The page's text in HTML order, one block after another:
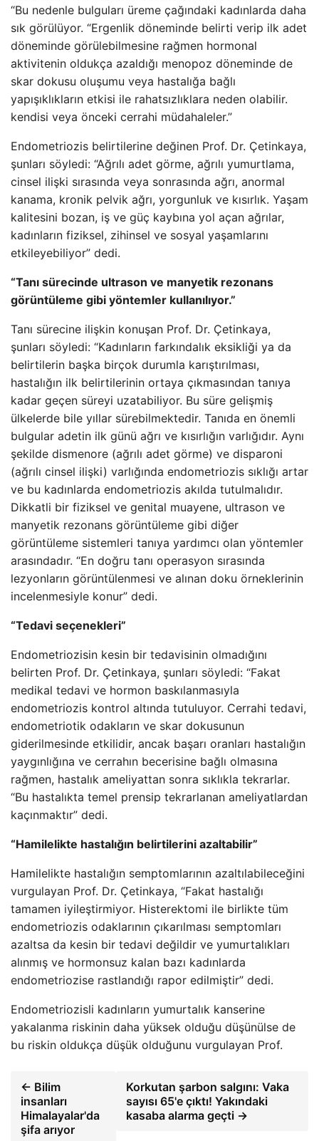
“Bu nedenle bulguları üreme çağındaki kadınlarda daha
sık görülüyor. “Ergenlik döneminde belirti verip ilk adet
döneminde görülebilmesine rağmen hormonal
aktivitenin oldukça azaldığı menopoz döneminde de
skar dokusu oluşumu veya hastalığa bağlı
yapışıklıkların etkisi ile rahatsızlıklara neden olabilir.
kendisi veya önceki cerrahi müdahaleler.”
Endometriozis belirtilerine değinen Prof. Dr. Çetinkaya,
şunları söyledi: “Ağrılı adet görme, ağrılı yumurtlama,
cinsel ilişki sırasında veya sonrasında ağrı, anormal
kanama, kronik pelvik ağrı, yorgunluk ve kısırlık. Yaşam
kalitesini bozan, iş ve güç kaybına yol açan ağrılar,
kadınların fiziksel, zihinsel ve sosyal yaşamlarını
etkileyebiliyor” dedi.
“Tanı sürecinde ultrason ve manyetik rezonans
görüntüleme gibi yöntemler kullanılıyor.”
Tanı sürecine ilişkin konuşan Prof. Dr. Çetinkaya,
şunları söyledi: “Kadınların farkındalık eksikliği ya da
belirtilerin başka birçok durumla karıştırılması,
hastalığın ilk belirtilerinin ortaya çıkmasından tanıya
kadar geçen süreyi uzatabiliyor. Bu süre gelişmiş
ülkelerde bile yıllar sürebilmektedir. Tanıda en önemli
bulgular adetin ilk günü ağrı ve kısırlığın varlığıdır. Aynı
şekilde dismenore (ağrılı adet görme) ve disparoni
(ağrılı cinsel ilişki) varlığında endometriozis sıklığı artar
ve bu kadınlarda endometriozis akılda tutulmalıdır.
Dikkatli bir fiziksel ve genital muayene, ultrason ve
manyetik rezonans görüntüleme gibi diğer
görüntüleme sistemleri tanıya yardımcı olan yöntemler
arasındadır. “En doğru tanı operasyon sırasında
lezyonların görüntülenmesi ve alınan doku örneklerinin
incelenmesiyle konur” dedi.
“Tedavi seçenekleri”
Endometriozisin kesin bir tedavisinin olmadığını
belirten Prof. Dr. Çetinkaya, şunları söyledi: “Fakat
medikal tedavi ve hormon baskılanmasıyla
endometriozis kontrol altında tutuluyor. Cerrahi tedavi,
endometriotik odakların ve skar dokusunun
giderilmesinde etkilidir, ancak başarı oranları hastalığın
yaygınlığına ve cerrahın becerisine bağlı olmasına
rağmen, hastalık ameliyattan sonra sıklıkla tekrarlar.
“Bu hastalıkta temel prensip tekrarlanan ameliyatlardan
kaçınmaktır” dedi.
“Hamilelikte hastalığın belirtilerini azaltabilir”
Hamilelikte hastalığın semptomlarının azaltılabileceğini
vurgulayan Prof. Dr. Çetinkaya, “Fakat hastalığı
tamamen iyileştirmiyor. Histerektomi ile birlikte tüm
endometriozis odaklarının çıkarılması semptomları
azaltsa da kesin bir tedavi değildir ve yumurtalıkları
alınmış ve hormonsuz kalan bazı kadınlarda
endometriozise rastlandığı rapor edilmiştir” dedi.
Endometriozisli kadınların yumurtalık kanserine
yakalanma riskinin daha yüksek olduğu düşünülse de
bu riskin oldukça düşük olduğunu vurgulayan Prof.
← Bilim
insanları
Himalayalar'da
şifa arıyor
Korkutan şarbon salgını: Vaka
sayısı 65'e çıktı! Yakındaki
kasaba alarma geçti →